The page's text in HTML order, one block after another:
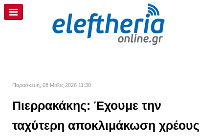
Παρασκευή, 08 Μαϊος 2026 11:30
Πιερρακάκης: Έχουμε την
ταχύτερη αποκλιμάκωση χρέους